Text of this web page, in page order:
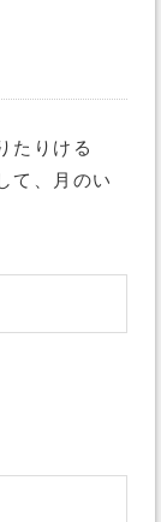
たりける
て、月のい